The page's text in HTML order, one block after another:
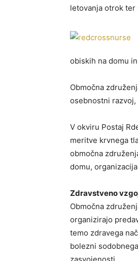
letovanja otrok
obiskih na domu
Območna
osebnostni
V okviru Postaj
meritve krvnega
območna
domu,
Zdravstveno
Območna
organizirajo
temo zdravega
bolezni